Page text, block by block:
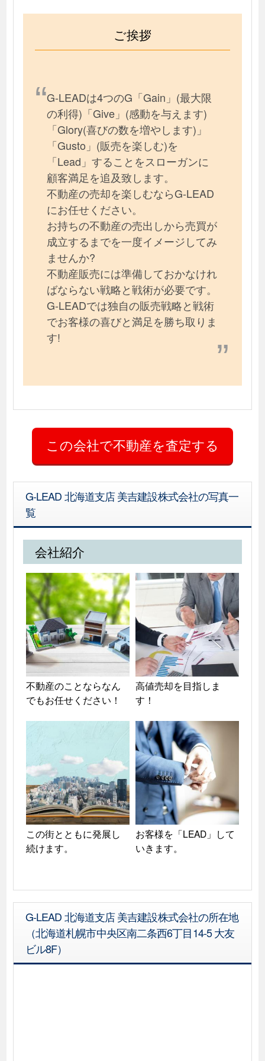
ご挨拶
G-LEADは4つのG「Gain」(最大限
の利得)「Give」(感動を与えます)
「Glory(喜びの数を増やします)」
「Gusto」(販売を楽しむ)を
「Lead」することをスローガンに
顧客満足を追及致します。
不動産の売却を楽しむならG-LEAD
にお任せください。
お持ちの不動産の売出しから売買が
成立するまでを一度イメージしてみ
ませんか?
不動産販売には準備しておかなけれ
ばならない戦略と戦術が必要です。
G-LEADでは独自の販売戦略と戦術
でお客様の喜びと満足を勝ち取りま
す!
G-LEAD 北海道支店 美吉建設株式会社の写真一
覧
会社紹介
不動産のことならなん
でもお任せください！
高値売却を目指しま
す！
この街とともに発展し
続けます。
お客様を「LEAD」して
いきます。
G-LEAD 北海道支店 美吉建設株式会社の所在地
（北海道札幌市中央区南二条西6丁目14-5 大友
ビル8F）